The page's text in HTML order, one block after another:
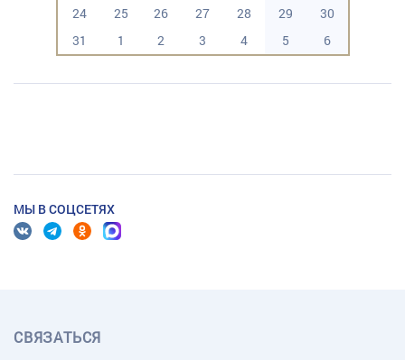
24
25 26 27 28 29
30
31
1 2 3 4 5 6
МЫ В СОЦСЕТЯХ
СВЯЗАТЬСЯ